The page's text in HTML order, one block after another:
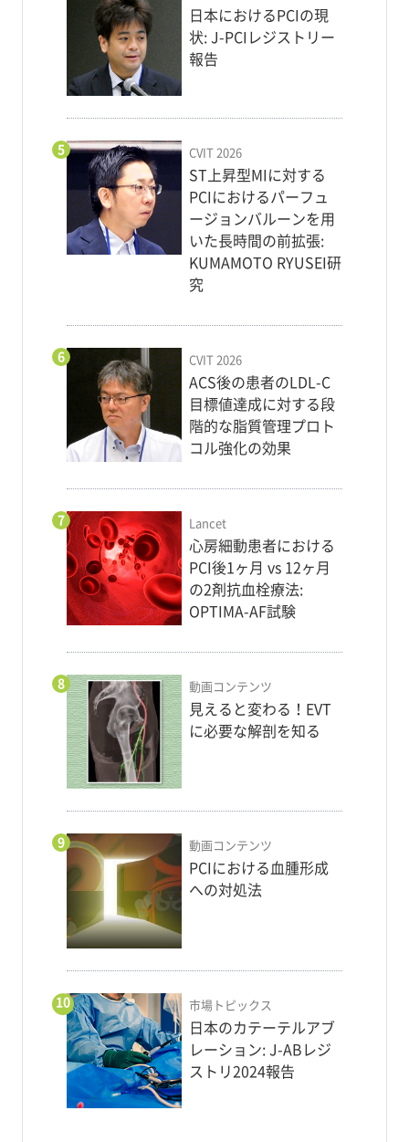
日本におけるPCIの現
状: J-PCIレジストリー
報告
5 CVIT 2026
ST上昇型MIに対する
PCIにおけるパーフュ
ージョンバルーンを用
いた長時間の前拡張:
KUMAMOTO RYUSEI研
究
6 CVIT 2026
ACS後の患者のLDL-C
目標値達成に対する段
階的な脂質管理プロト
コル強化の効果
7 Lancet
心房細動患者における
PCI後1ヶ月 vs 12ヶ月
の2剤抗血栓療法:
OPTIMA-AF試験
8 動画コンテンツ
見えると変わる！EVT
に必要な解剖を知る
9 動画コンテンツ
PCIにおける血腫形成
への対処法
10 市場トピックス
日本のカテーテルアブ
レーション: J-ABレジ
ストリ2024報告